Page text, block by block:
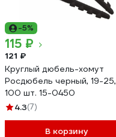
-5%
115 ₽
121 ₽
Круглый дюбель-хомут
Росдюбель черный, 19-25,
100 шт. 15-0450
4.3(7)
В корзину